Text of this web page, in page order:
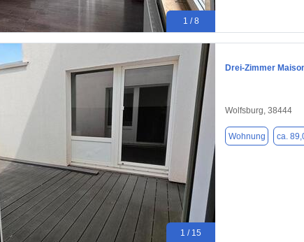
1 / 8
1 / 15
Drei-Zimmer
Wolfsburg, 38444
Wohnung ca.